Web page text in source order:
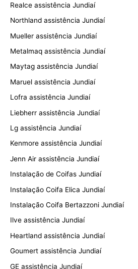
Realce assistência Jundiaí
Northland assistência Jundiaí
Mueller assistência Jundiaí
Metalmaq assistência Jundiaí
Maytag assistência Jundiaí
Maruel assistência Jundiaí
Lofra assistência Jundiaí
Liebherr assistência Jundiaí
Lg assistência Jundiaí
Kenmore assistência Jundiaí
Jenn Air assistência Jundiaí
Instalação de Coifas Jundiaí
Instalação Coifa Elica Jundiaí
Instalação Coifa Bertazzoni Jundiaí
Ilve assistência Jundiaí
Heartland assistência Jundiaí
Goumert assistência Jundiaí
GE assistência Jundiaí